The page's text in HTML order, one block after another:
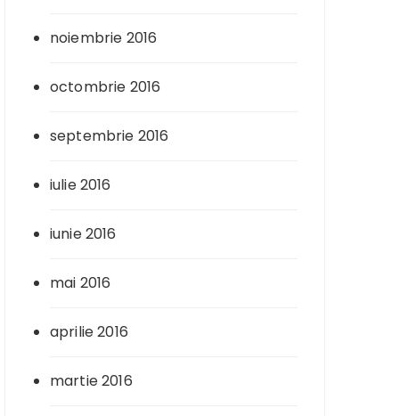
noiembrie 2016
octombrie 2016
septembrie 2016
iulie 2016
iunie 2016
mai 2016
aprilie 2016
martie 2016